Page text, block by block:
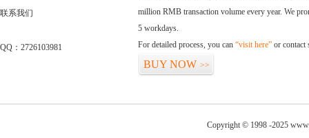
联系我们
QQ：2726103981
million RMB transaction volume every year. We
5 workdays.
For detailed process, you can “visit here” or contact
BUY NOW >>
Copyright © 1998 -2025